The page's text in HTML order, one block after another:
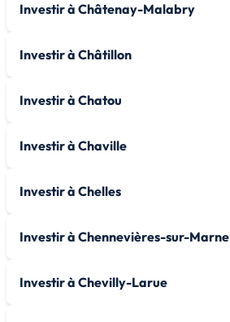
Investir à Châtenay-Malabry
Investir à Châtillon
Investir à Chatou
Investir à Chaville
Investir à Chelles
Investir à Chennevières-sur-Marne
Investir à Chevilly-Larue